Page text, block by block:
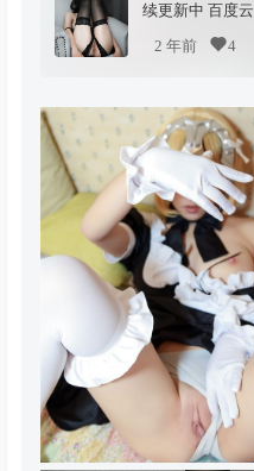
续更新中 百度云
2 年前
4